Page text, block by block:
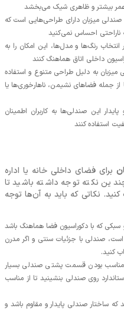
بیشتر و ظاهری شیک می‌بخشد
میزبان دارای طراحی‌هایی است که
احساس نمی‌کنید
رنگ‌ها و مدل‌ها، این امکان را به
داخلی اتاق هماهنگ کنند
به دلیل طراحی متنوع و استفاده
از جمله فضاهای نشیمن، ناهارخوری‌ها یا
این صندلی‌ها به کاربران اطمینان
استفاده کنند
برای فضای داخلی خانه یا اداره
نکته توجه داشته باشید تا
کنید. نکاتی که باید به آن‌ها توجه
که با دکوراسیون فضا هماهنگ باشد
صندلی با جزئیات سنتی و اگر مدرن
کنید.
بودن قسمت پشتی صندلی بسیار
روی صندلی بنشینید تا از مناسب
ساختار صندلی پایدار و مقاوم باشد و